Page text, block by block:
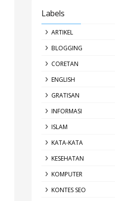
Labels
ARTIKEL
BLOGGING
CORETAN
ENGLISH
GRATISAN
INFORMASI
ISLAM
KATA-KATA
KESEHATAN
KOMPUTER
KONTES SEO